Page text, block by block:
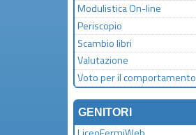
Modulistica On-line
Periscopio
Scambio libri
Valutazione
Voto per il comportamento
GENITORI